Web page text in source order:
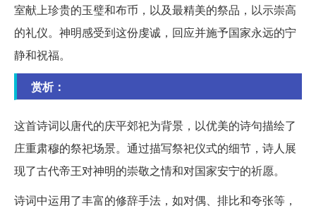
室献上珍贵的玉璧和布币，以及最精美的祭品，以示崇高
的礼仪。神明感受到这份虔诚，回应并施予国家永远的宁
静和祝福。
赏析：
这首诗词以唐代的庆平郊祀为背景，以优美的诗句描绘了
庄重肃穆的祭祀场景。通过描写祭祀仪式的细节，诗人展
现了古代帝王对神明的崇敬之情和对国家安宁的祈愿。
诗词中运用了丰富的修辞手法，如对偶、排比和夸张等，